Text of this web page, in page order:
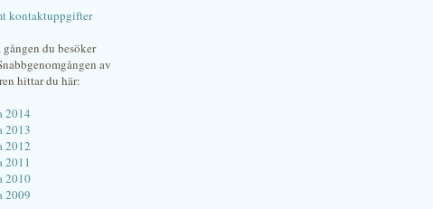
kontaktuppgifter
du besöker
av
hittar du här:
2014
2013
2012
2011
2010
2009